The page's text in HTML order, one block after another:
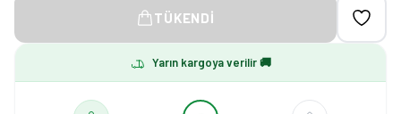
TÜKENDI
Yarın kargoya verilir 🚚